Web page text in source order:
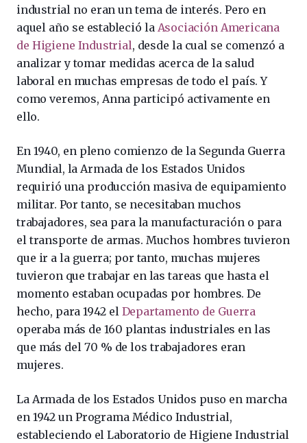
industrial no eran un tema de interés. Pero en
aquel año se estableció la Asociación Americana
de Higiene Industrial, desde la cual se comenzó a
analizar y tomar medidas acerca de la salud
laboral en muchas empresas de todo el país. Y
como veremos, Anna participó activamente en
ello.
En 1940, en pleno comienzo de la Segunda Guerra
Mundial, la Armada de los Estados Unidos
requirió una producción masiva de equipamiento
militar. Por tanto, se necesitaban muchos
trabajadores, sea para la manufacturación o para
el transporte de armas. Muchos hombres tuvieron
que ir a la guerra; por tanto, muchas mujeres
tuvieron que trabajar en las tareas que hasta el
momento estaban ocupadas por hombres. De
hecho, para 1942 el Departamento de Guerra
operaba más de 160 plantas industriales en las
que más del 70 % de los trabajadores eran
mujeres.
La Armada de los Estados Unidos puso en marcha
en 1942 un Programa Médico Industrial,
estableciendo el Laboratorio de Higiene Industrial